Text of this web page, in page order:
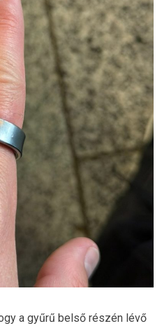
a gyűrű belső részén lévő